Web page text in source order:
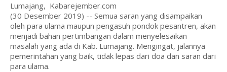
Lumajang, Kabarejember.com
(30 Desember 2019) -- Semua saran yang disampaikan
oleh para ulama maupun pengasuh pondok pesantren, akan
menjadi bahan pertimbangan dalam menyelesaikan
masalah yang ada di Kab. Lumajang. Mengingat, jalannya
pemerintahan yang baik, tidak lepas dari doa dan saran dari
para ulama.